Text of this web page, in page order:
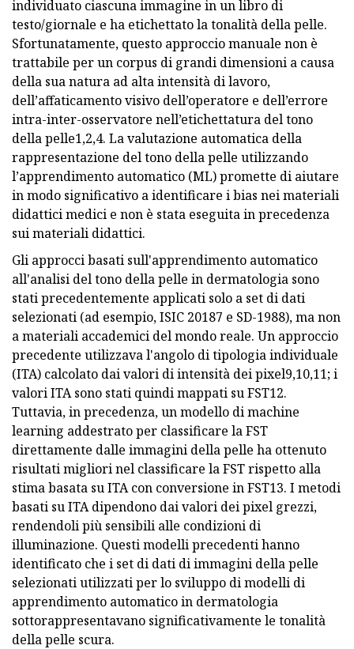
individuato ciascuna immagine in un libro di
testo/giornale e ha etichettato la tonalità della pelle.
Sfortunatamente, questo approccio manuale non è
trattabile per un corpus di grandi dimensioni a causa
della sua natura ad alta intensità di lavoro,
dell’affaticamento visivo dell’operatore e dell’errore
intra-inter-osservatore nell’etichettatura del tono
della pelle1,2,4. La valutazione automatica della
rappresentazione del tono della pelle utilizzando
l’apprendimento automatico (ML) promette di aiutare
in modo significativo a identificare i bias nei materiali
didattici medici e non è stata eseguita in precedenza
sui materiali didattici.
Gli approcci basati sull'apprendimento automatico
all'analisi del tono della pelle in dermatologia sono
stati precedentemente applicati solo a set di dati
selezionati (ad esempio, ISIC 20187 e SD-1988), ma non
a materiali accademici del mondo reale. Un approccio
precedente utilizzava l'angolo di tipologia individuale
(ITA) calcolato dai valori di intensità dei pixel9,10,11; i
valori ITA sono stati quindi mappati su FST12.
Tuttavia, in precedenza, un modello di machine
learning addestrato per classificare la FST
direttamente dalle immagini della pelle ha ottenuto
risultati migliori nel classificare la FST rispetto alla
stima basata su ITA con conversione in FST13. I metodi
basati su ITA dipendono dai valori dei pixel grezzi,
rendendoli più sensibili alle condizioni di
illuminazione. Questi modelli precedenti hanno
identificato che i set di dati di immagini della pelle
selezionati utilizzati per lo sviluppo di modelli di
apprendimento automatico in dermatologia
sottorappresentavano significativamente le tonalità
della pelle scura.